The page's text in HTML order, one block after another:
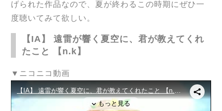
げられた作品なので、夏が終わるこの時期にぜひ一
度聴いてみて欲しい。
【IA】 遠雷が響く夏空に、君が教えてくれ
たこと 【n.k】
▼ニコニコ動画